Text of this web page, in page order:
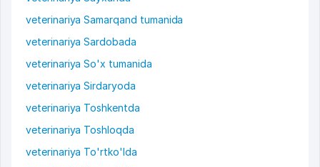
veterinariya Samarqand tumanida
veterinariya Sardobada
veterinariya So'x tumanida
veterinariya Sirdaryoda
veterinariya Toshkentda
veterinariya Toshloqda
veterinariya To'rtko'lda